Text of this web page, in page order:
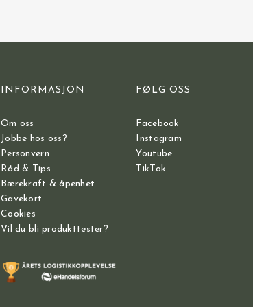
INFORMASJON
Om oss
Jobbe hos oss?
Personvern
Råd & Tips
Bærekraft & åpenhet
Gavekort
Cookies
Vil du bli produkttester?
FØLG OSS
Facebook
Instagram
Youtube
TikTok